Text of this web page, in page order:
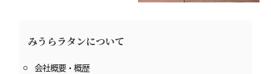
みうらラタンについて
会社概要・概歴